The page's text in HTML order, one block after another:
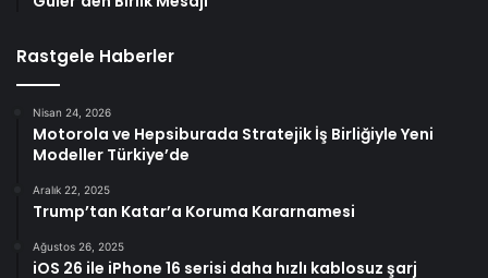
Rastgele Haberler
Nisan 24, 2026
Motorola ve Hepsiburada Stratejik İş Birliğiyle Yeni
Modeller Türkiye’de
Aralık 22, 2025
Trump’tan Katar’a Koruma Kararnamesi
Ağustos 26, 2025
iOS 26 ile iPhone 16 serisi daha hızlı kablosuz şarj